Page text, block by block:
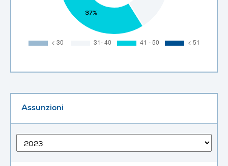
Assunzioni